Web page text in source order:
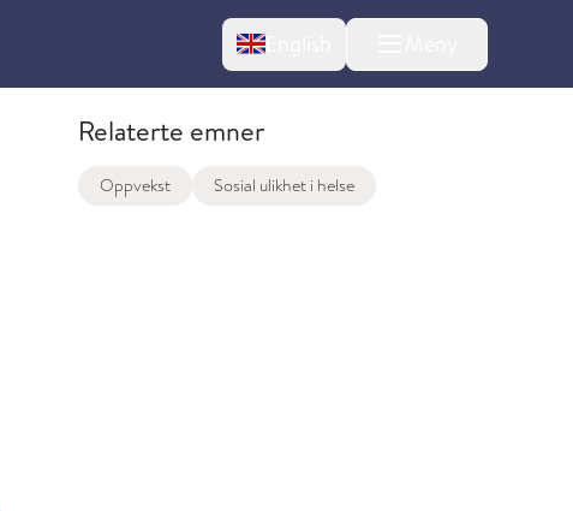
English
Relaterte emner
Oppvekst Sosial ulikhet i helse